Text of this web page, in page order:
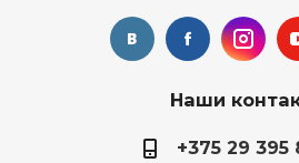
Наши
+375 29 395